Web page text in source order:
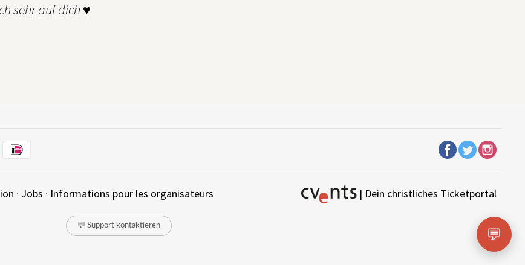
sehr auf dich ♥
· Jobs · Informations pour les organisateurs | Dein christliches Ticketportal
💬 Support kontaktieren 💬